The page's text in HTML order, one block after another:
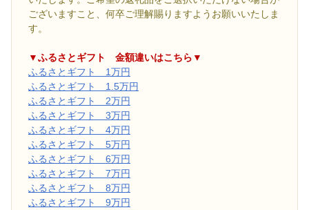
ございますこと、何卒ご理解賜りますようお願いいたしま
す。
▼ふるさとギフト 金額違いはこちら▼
ふるさとギフト 1万円
ふるさとギフト 1.5万円
ふるさとギフト 2万円
ふるさとギフト 3万円
ふるさとギフト 4万円
ふるさとギフト 5万円
ふるさとギフト 6万円
ふるさとギフト 7万円
ふるさとギフト 8万円
ふるさとギフト 9万円